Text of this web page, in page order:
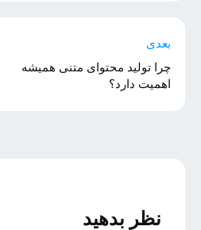
بعدی
چرا تولید محتوای متنی همیشه
اهمیت دارد؟
نظر بدهید